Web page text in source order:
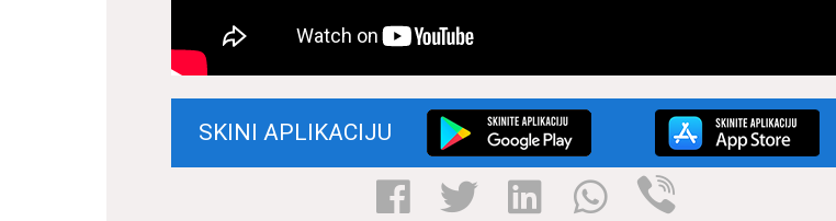
SKINI APLIKACIJU